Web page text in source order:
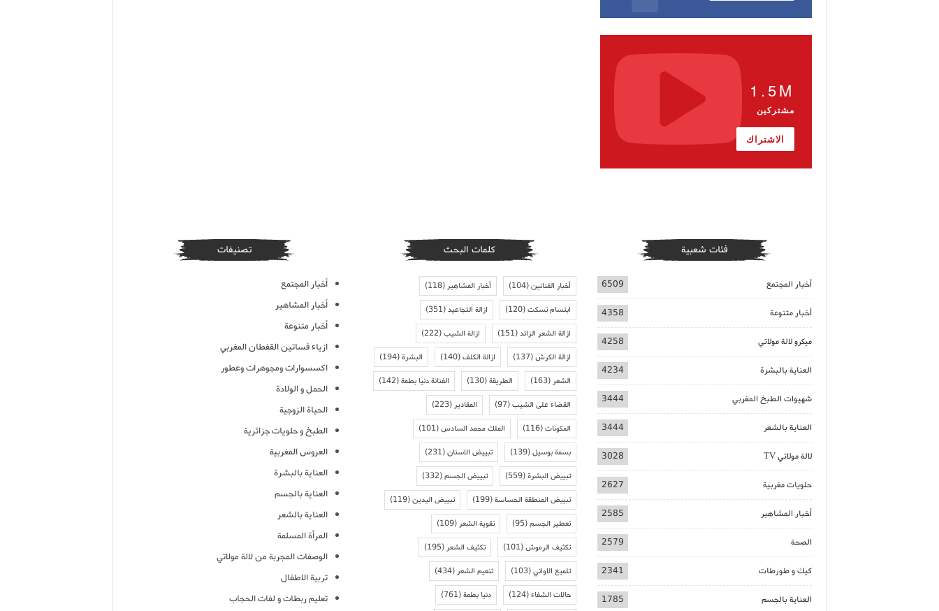
1.5M
مشتركين
الاشتراك
فئات شعبية
أخبار المجتمع 6509
أخبار متنوعة 4358
ميكرو لالة مولاتي 4258
العناية بالبشرة 4234
شهيوات الطبخ المغربي 3444
العناية بالشعر 3444
لالة مولاتي TV 3028
حلويات مغربية 2627
أخبار المشاهير 2585
الصحة 2579
كيك و طورطات 2341
العناية بالجسم 1785
كلمات البحث
أخبار الفنانين(104) أخبار المشاهير(118)
ابتسام تسكت(120) ازالة التجاعيد(351)
ازالة الشعر الزائد(151) ازالة الشيب(222)
ازالة الكرش(137) ازالة الكلف(140) البشرة(194)
الشعر(163) الطريقة(130) الفنانة دنيا بطمة(142)
القضاء على الشيب(97) المقادير(223)
المكونات(116) الملك محمد السادس(101)
بسمة بوسيل(139) تبييض الاسنان(231)
تبييض البشرة(559) تبييض الجسم(332)
تبييض المنطقة الحساسة(199) تبييض اليدين(119)
تعطير الجسم(95) تقوية الشعر(109)
تكثيف الرموش(101) تكثيف الشعر(195)
تلميع الاواني(103) تنعيم الشعر(434)
حالات الشفاء(124) دنيا بطمة(761)
تصنيفات
أخبار المجتمع
أخبار المشاهير
أخبار متنوعة
ازياء فساتين القفطان المغربي
اكسسوارات ومجوهرات وعطور
الحمل و الولادة
الحياة الزوجية
الطبخ و حلويات جزائرية
العروس المغربية
العناية بالبشرة
العناية بالجسم
العناية بالشعر
المرأة المسلمة
الوصفات المجربة من لالة مولاتي
تربية الاطفال
تعليم ربطات و لفات الحجاب